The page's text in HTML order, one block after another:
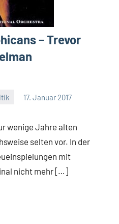
– Trevor
17. Januar 2017
wenige Jahre alten
selten vor. In der
mit
nicht mehr […]